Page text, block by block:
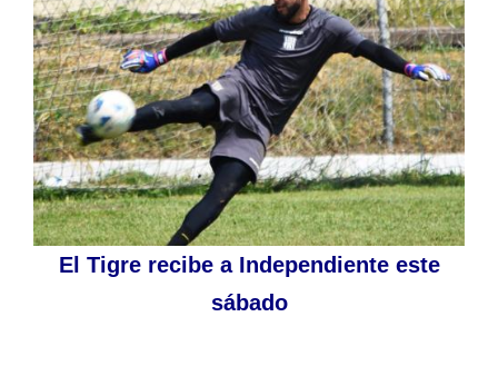
El Tigre recibe a Independiente este
sábado